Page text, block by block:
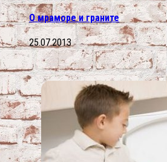
О мраморе и граните
25.07.2013